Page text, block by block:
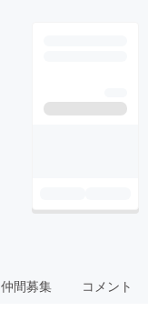
仲間募集 コメント